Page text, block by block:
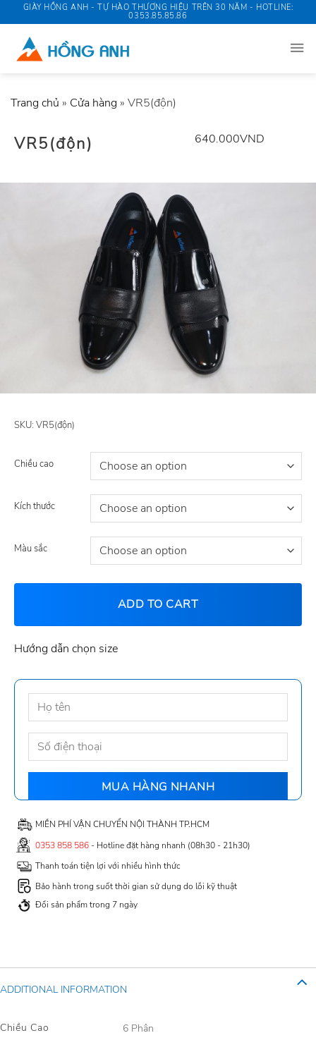
to
content
GIÀY HỒNG ANH - TỰ HÀO THƯƠNG HIỆU TRÊN 30 NĂM - HOTLINE:
0353.85.85.86
Trang chủ » Cửa hàng » VR5(độn)
VR5(độn) 640.000VND
SKU: VR5(độn)
Chiều cao
Kích thước
Màu sắc
ADD TO CART
Hướng dẫn chọn size
MIỄN PHÍ VẬN CHUYỂN NỘI THÀNH TP.HCM
0353 858 586- Hotline đặt hàng nhanh (08h30 - 21h30)
Thanh toán tiện lợi với nhiều hình thức
Bảo hành trong suốt thời gian sử dụng do lỗi kỹ thuật
Đổi sản phẩm trong 7 ngày
ADDITIONAL INFORMATION
Chiều Cao 6 Phân